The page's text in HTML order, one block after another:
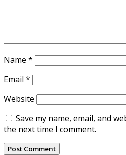
Name *
Email *
Website
Save my name, email, and
the next time I comment.